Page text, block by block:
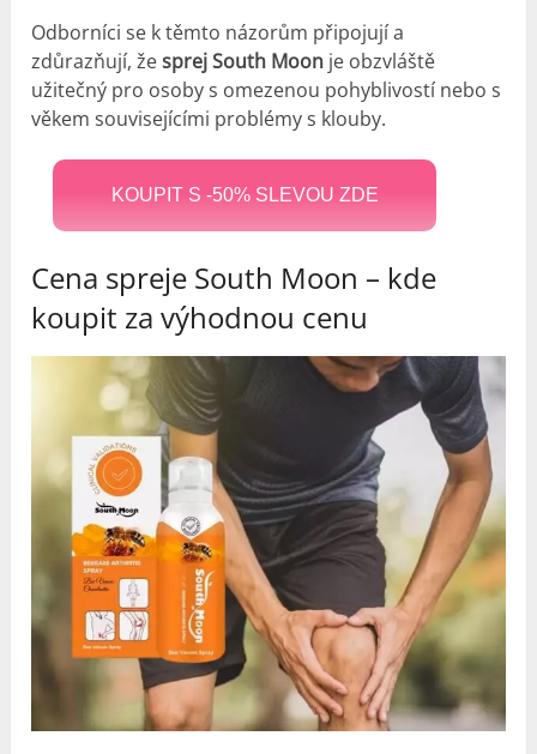
Odborníci se k těmto názorům připojují a
zdůrazňují, žesprej South Moon je obzvláště
užitečný pro osoby s omezenou pohyblivostí nebo s
věkem souvisejícími problémy s klouby.
KOUPIT S -50% SLEVOU ZDE
Cena spreje South Moon – kde
koupit za výhodnou cenu